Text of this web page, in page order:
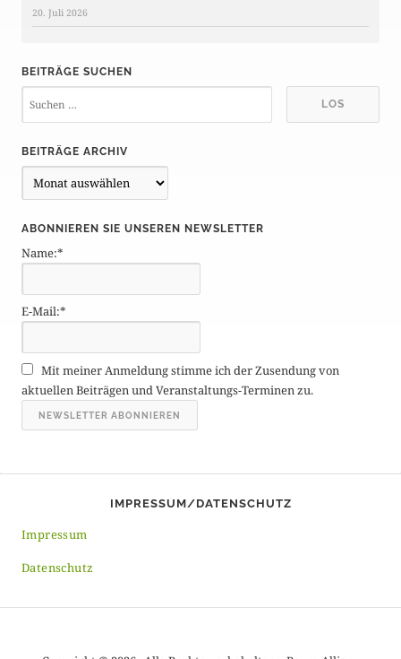
20. Juli 2026
BEITRÄGE SUCHEN
BEITRÄGE ARCHIV
e
t
r
g
e
r
c
h
v
ABONNIEREN SIE UNSEREN NEWSLETTER
Name:*
E-Mail:*
Mit meiner Anmeldung stimme ich der Zusendung von
aktuellen Beiträgen und Veranstaltungs-Terminen zu.
IMPRESSUM/DATENSCHUTZ
Impressum
Datenschutz